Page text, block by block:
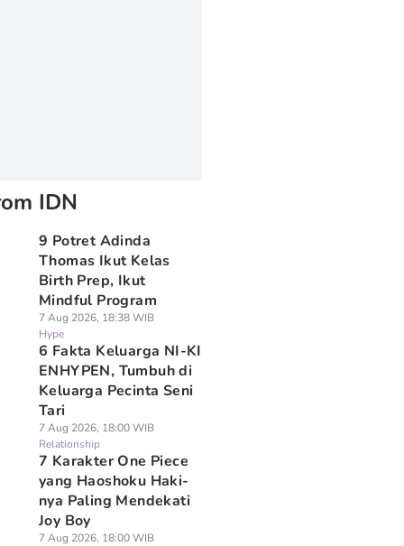
IDN
9 Potret Adinda
Thomas Ikut Kelas
Birth Prep, Ikut
Mindful Program
7 Aug 2026, 18:38 WIB
Hype
6 Fakta Keluarga NI-KI
ENHYPEN, Tumbuh di
Keluarga Pecinta Seni
Tari
7 Aug 2026, 18:00 WIB
Relationship
7 Karakter One Piece
yang Haoshoku Haki-
nya Paling Mendekati
Joy Boy
7 Aug 2026, 18:00 WIB